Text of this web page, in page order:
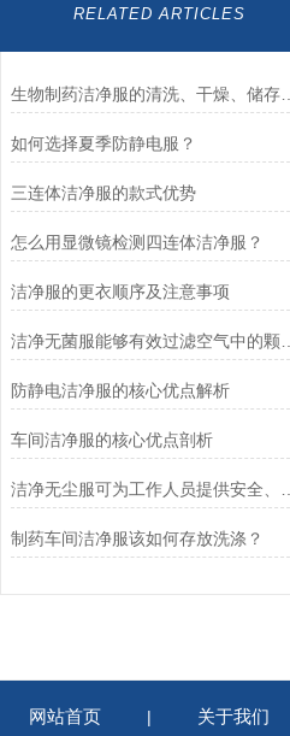
RELATED ARTICLES
生物制药洁净服的清洗、干燥、储存知识需要了解
如何选择夏季防静电服？
三连体洁净服的款式优势
怎么用显微镜检测四连体洁净服？
洁净服的更衣顺序及注意事项
洁净无菌服能够有效过滤空气中的颗粒物和微生物
防静电洁净服的核心优点解析
车间洁净服的核心优点剖析
制药车间洁净服该如何存放洗涤？
网站首页 | 关于我们